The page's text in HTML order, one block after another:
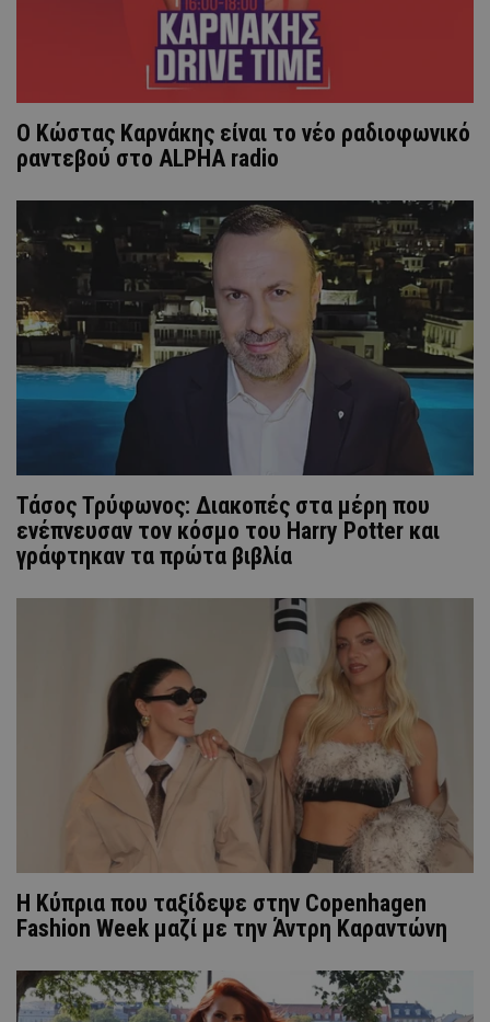
Ο Κώστας Καρνάκης είναι το νέο ραδιοφωνικό
ραντεβού στο ALPHA radio
Τάσος Τρύφωνος: Διακοπές στα μέρη που
ενέπνευσαν τον κόσμο του Harry Potter και
γράφτηκαν τα πρώτα βιβλία
Η Κύπρια που ταξίδεψε στην Copenhagen
Fashion Week μαζί με την Άντρη Καραντώνη